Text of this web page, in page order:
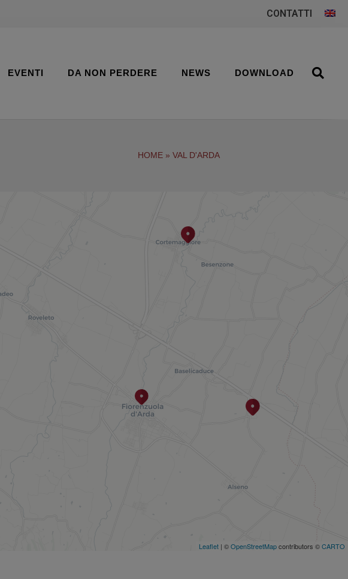
CONTATTI
EVENTI DA NON PERDERE NEWS DOWNLOAD
HOME » VAL D'ARDA
Leaflet | ©OpenStreetMapcontributors ©CARTO